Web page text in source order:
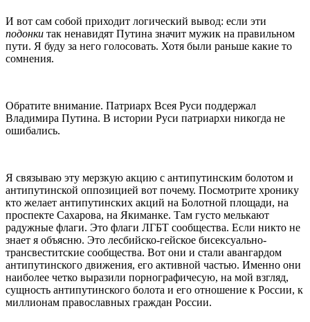
И вот сам собой приходит логический вывод: если эти
подонки так ненавидят Путина значит мужик на правильном
пути. Я буду за него голосовать. Хотя были раньше какие то
сомнения.
Обратите внимание. Патриарх Всея Руси поддержал
Владимира Путина. В истории Руси патриархи никогда не
ошибались.
Я связываю эту мерзкую акцию с антипутинским болотом и
антипутинской оппозицией вот почему. Посмотрите хронику
кто желает антипутинских акций на Болотной площади, на
проспекте Сахарова, на Якиманке. Там густо мелькают
радужные флаги. Это флаги ЛГБТ сообщества. Если никто не
знает я объясню. Это лесбийско-гейское бисексуально-
трансвеститские сообщества. Вот они и стали авангардом
антипутинского движения, его активной частью. Именно они
наиболее четко выразили порнографичесую, на мой взгляд,
сущность антипутинского болота и его отношение к России, к
миллионам православных граждан России.